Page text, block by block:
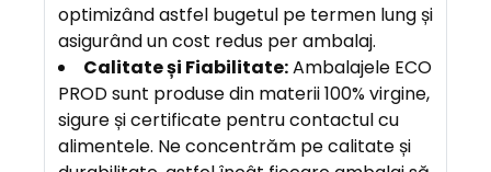
optimizând astfel bugetul pe termen lung și
asigurând un cost redus per ambalaj.
Calitate și Fiabilitate:Ambalajele ECO
PROD sunt produse din materii 100% virgine,
sigure și certificate pentru contactul cu
alimentele. Ne concentrăm pe calitate și